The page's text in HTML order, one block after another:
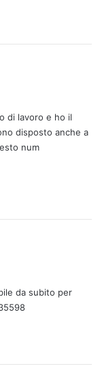
di lavoro e ho il
disposto anche a
num
da subito per